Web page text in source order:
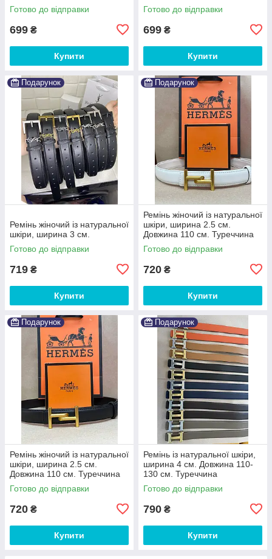
Готово до відправки
699 ₴
Купити
Готово до відправки
699 ₴
Купити
Подарунок
Ремінь жіночий із натуральної
шкіри, ширина 3 см.
Готово до відправки
719 ₴
Купити
Подарунок
Ремінь жіночий із натуральної
шкіри, ширина 2.5 см.
Довжина 110 см. Туреччина
Готово до відправки
720 ₴
Купити
Подарунок
Ремінь жіночий із натуральної
шкіри, ширина 2.5 см.
Довжина 110 см. Туреччина
Готово до відправки
720 ₴
Купити
Подарунок
Ремінь із натуральної шкіри,
ширина 4 см. Довжина 110-
130 см. Туреччина
Готово до відправки
790 ₴
Купити